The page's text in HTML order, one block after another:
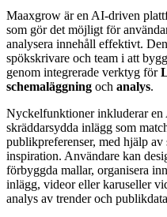
Maaxgrow är en AI-driven
som gör det möjligt för
analysera innehåll effektivt.
spökskrivare och team i att
genom integrerade verktyg för
schemaläggning och analys.
Nyckelfunktioner inkluderar en
skräddarsydda inlägg som
publikpreferenser, med hjälp
inspiration. Användare kan
förbyggda mallar, organisera
inlägg, videor eller karuseller
analys av trender och